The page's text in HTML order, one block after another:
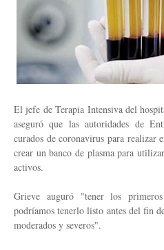
El jefe de Terapia Intensiva del
aseguró que las autoridades de
curados de coronavirus para realizar
crear un banco de plasma para
activos.
Grieve auguró "tener los
podríamos tenerlo listo antes del fin
moderados y severos".